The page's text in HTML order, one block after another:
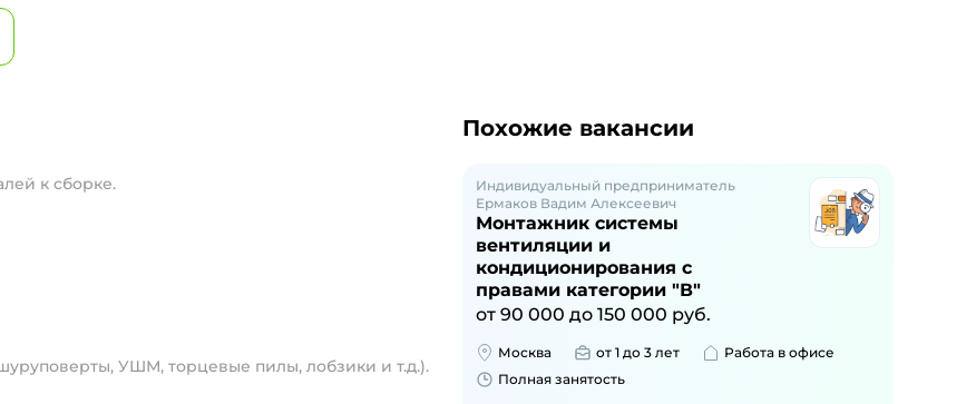
к сборке.
УШМ, торцевые пилы, лобзики и т.д.).
Похожие вакансии
Индивидуальный предприниматель
Ермаков Вадим Алексеевич
Монтажник системы
вентиляции и
кондиционирования с
правами категории "В"
от 90 000 до 150 000 руб.
Москва от 1 до 3 лет
Работа в офисе
Полная занятость